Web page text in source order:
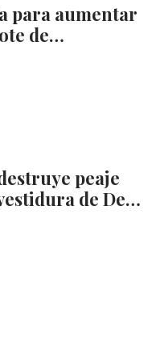
para aumentar
de…
peaje
de De…